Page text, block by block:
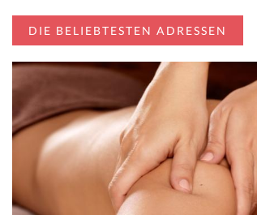
DIE BELIEBTESTEN ADRESSEN